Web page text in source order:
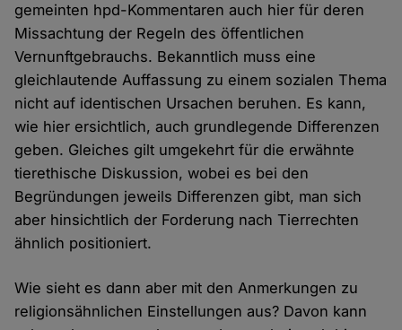
gemeinten hpd-Kommentaren auch hier für deren
Missachtung der Regeln des öffentlichen
Vernunftgebrauchs. Bekanntlich muss eine
gleichlautende Auffassung zu einem sozialen Thema
nicht auf identischen Ursachen beruhen. Es kann,
wie hier ersichtlich, auch grundlegende Differenzen
geben. Gleiches gilt umgekehrt für die erwähnte
tierethische Diskussion, wobei es bei den
Begründungen jeweils Differenzen gibt, man sich
aber hinsichtlich der Forderung nach Tierrechten
ähnlich positioniert.
Wie sieht es dann aber mit den Anmerkungen zu
religionsähnlichen Einstellungen aus? Davon kann